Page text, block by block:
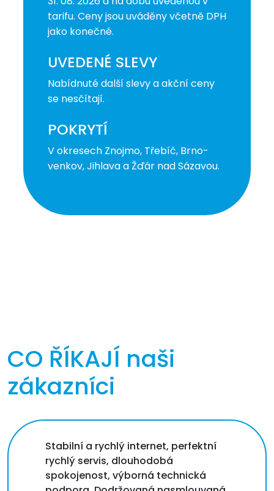
tarifu. Ceny jsou uváděny včetně DPH
jako konečné.
UVEDENÉ SLEVY
Nabídnuté další slevy a akční ceny
se nesčítají.
POKRYTÍ
V okresech Znojmo, Třebíč, Brno-
venkov, Jihlava a Žďár nad Sázavou.
CO ŘÍKAJÍ naši
zákazníci
Stabilní a rychlý internet, perfektní
rychlý servis, dlouhodobá
spokojenost, výborná technická